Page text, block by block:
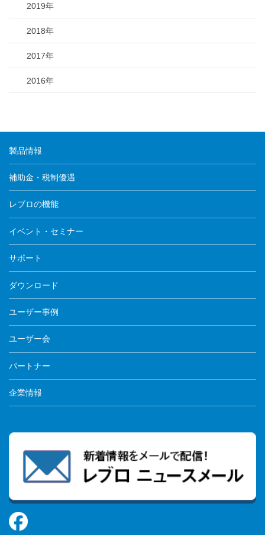
2019年
2018年
2017年
2016年
製品情報
補助金・税制優遇
レブロの機能
イベント・セミナー
サポート
ダウンロード
ユーザー事例
ユーザー会
パートナー
企業情報